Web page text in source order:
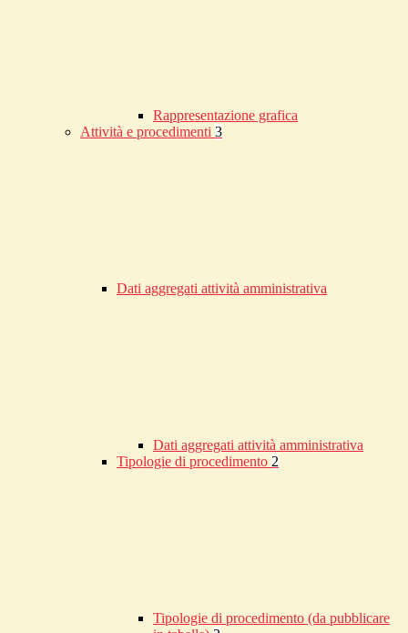
Rappresentazione grafica
Attività e procedimenti 3
Dati aggregati attività amministrativa
Dati aggregati attività amministrativa
Tipologie di procedimento 2
Tipologie di procedimento (da pubblicare